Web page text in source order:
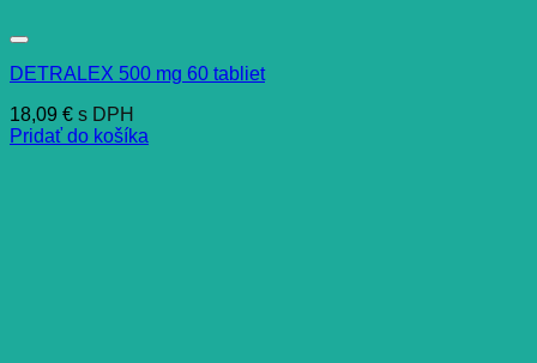
DETRALEX 500 mg 60 tabliet
18,09 € s DPH
Pridať do košíka